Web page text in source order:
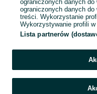
ograniczonych danych
ograniczonych danych
treści. Wykorzystanie
Wykorzystywanie profili
Lista partnerów